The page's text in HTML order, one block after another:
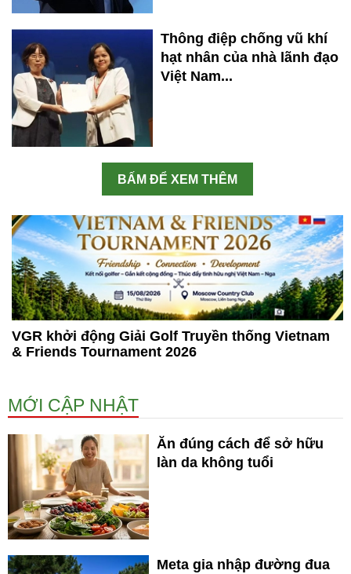
Thông điệp chống vũ khí
hạt nhân của nhà lãnh đạo
Việt Nam...
BẤM ĐỂ XEM THÊM
VGR khởi động Giải Golf Truyền thống Vietnam
& Friends Tournament 2026
MỚI CẬP NHẬT
Ăn đúng cách để sở hữu
làn da không tuổi
Meta gia nhập đường đua